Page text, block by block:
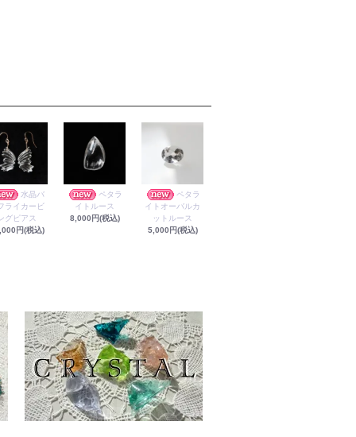
水晶バ
ライカービ
グピアス
円(税込)
ペタラ
イトルース
8,000円(税込)
ペタラ
イトオーバルカ
ットルース
5,000円(税込)